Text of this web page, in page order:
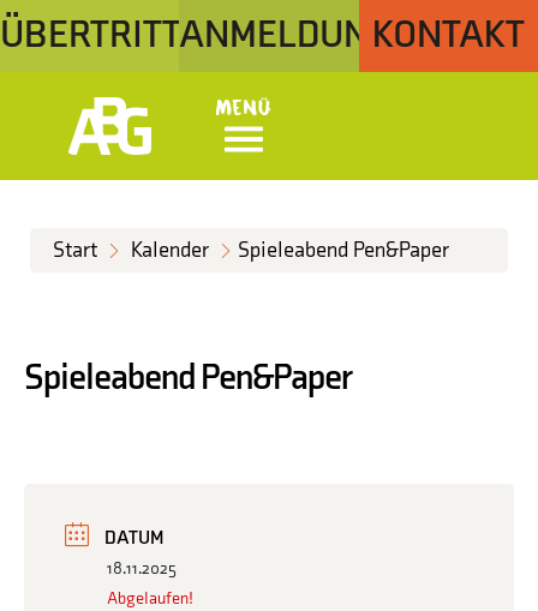
ÜBERTRITTANMELDUNGKONTAKT
Menü
Start Kalender Spieleabend Pen&Paper
Spieleabend Pen&Paper
DATUM
18.11.2025
Abgelaufen!